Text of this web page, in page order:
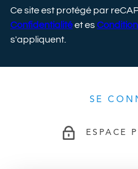
Ce site est protégé par
Confidentialitéet es
s'appliquent.
SE
ESPACE